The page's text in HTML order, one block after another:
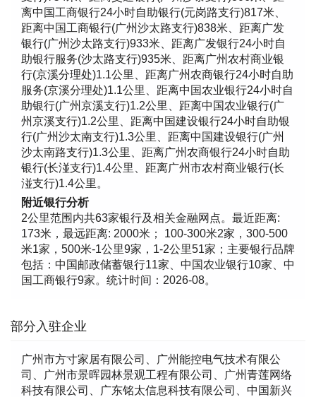
离中国工商银行24小时自助银行(元岗路支行)817米、
距离中国工商银行(广州沙太路支行)838米、距离广发
银行(广州沙太路支行)933米、距离广发银行24小时自
助银行服务(沙太路支行)935米、距离广州农村商业银
行(京溪分理处)1.1公里、距离广州农商银行24小时自助
服务(京溪分理处)1.1公里、距离中国农业银行24小时自
助银行(广州京溪支行)1.2公里、距离中国农业银行(广
州京溪支行)1.2公里、距离中国建设银行24小时自助银
行(广州沙太南支行)1.3公里、距离中国建设银行(广州
沙太南路支行)1.3公里、距离广州农商银行24小时自助
银行(长湴支行)1.4公里、距离广州市农村商业银行(长
湴支行)1.4公里。
附近银行分析
2公里范围内共63家银行及相关金融网点。最近距离:
173米，最远距离: 2000米； 100-300米2家，300-500
米1家，500米-1公里9家，1-2公里51家；主要银行品牌
包括：中国邮政储蓄银行11家、中国农业银行10家、中
国工商银行9家。统计时间：2026-08。
部分入驻企业
广州市方寸家居有限公司、广州能控电气技术有限公
司、广州市景晖园林景观工程有限公司、广州青莲网络
科技有限公司、广东铭太信息科技有限公司、中国新兴